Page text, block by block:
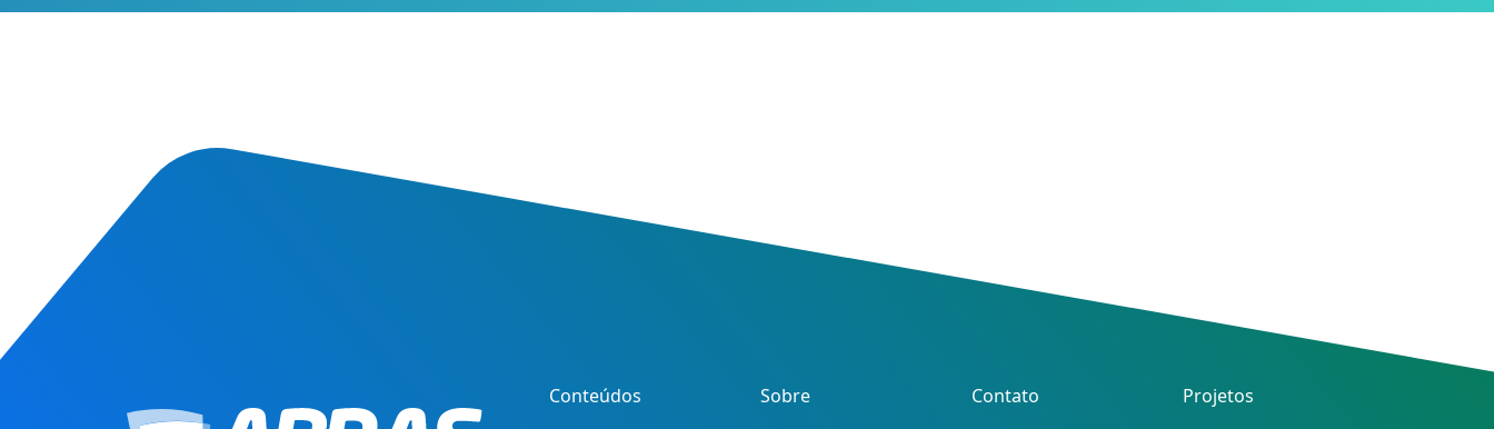
Conteúdos
Sobre
Contato
Projetos